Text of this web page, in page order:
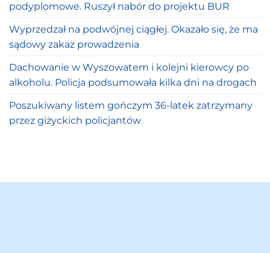
podyplomowe. Ruszył nabór do projektu BUR
Wyprzedzał na podwójnej ciągłej. Okazało się, że ma
sądowy zakaz prowadzenia
Dachowanie w Wyszowatem i kolejni kierowcy po
alkoholu. Policja podsumowała kilka dni na drogach
Poszukiwany listem gończym 36-latek zatrzymany
przez giżyckich policjantów